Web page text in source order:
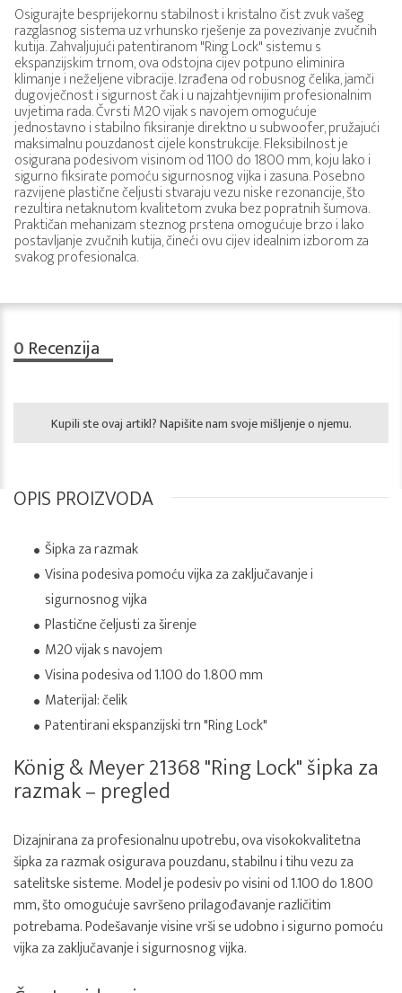
Osigurajte besprijekornu stabilnost i kristalno čist zvuk vašeg
razglasnog sistema uz vrhunsko rješenje za povezivanje zvučnih
kutija. Zahvaljujući patentiranom "Ring Lock" sistemu s
ekspanzijskim trnom, ova odstojna cijev potpuno eliminira
klimanje i neželjene vibracije. Izrađena od robusnog čelika, jamči
dugovječnost i sigurnost čak i u najzahtjevnijim profesionalnim
uvjetima rada. Čvrsti M20 vijak s navojem omogućuje
jednostavno i stabilno fiksiranje direktno u subwoofer, pružajući
maksimalnu pouzdanost cijele konstrukcije. Fleksibilnost je
osigurana podesivom visinom od 1100 do 1800 mm, koju lako i
sigurno fiksirate pomoću sigurnosnog vijka i zasuna. Posebno
razvijene plastične čeljusti stvaraju vezu niske rezonancije, što
rezultira netaknutom kvalitetom zvuka bez popratnih šumova.
Praktičan mehanizam steznog prstena omogućuje brzo i lako
postavljanje zvučnih kutija, čineći ovu cijev idealnim izborom za
svakog profesionalca.
0 Recenzija
Kupili ste ovaj artikl? Napišite nam svoje mišljenje o njemu.
OPIS PROIZVODA
Šipka za razmak
Visina podesiva pomoću vijka za zaključavanje i
sigurnosnog vijka
Plastične čeljusti za širenje
M20 vijak s navojem
Visina podesiva od 1.100 do 1.800 mm
Materijal: čelik
Patentirani ekspanzijski trn "Ring Lock"
König & Meyer 21368 "Ring Lock" šipka za
razmak – pregled
Dizajnirana za profesionalnu upotrebu, ova visokokvalitetna
šipka za razmak osigurava pouzdanu, stabilnu i tihu vezu za
satelitske sisteme. Model je podesiv po visini od 1.100 do 1.800
mm, što omogućuje savršeno prilagođavanje različitim
potrebama. Podešavanje visine vrši se udobno i sigurno pomoću
vijka za zaključavanje i sigurnosnog vijka.